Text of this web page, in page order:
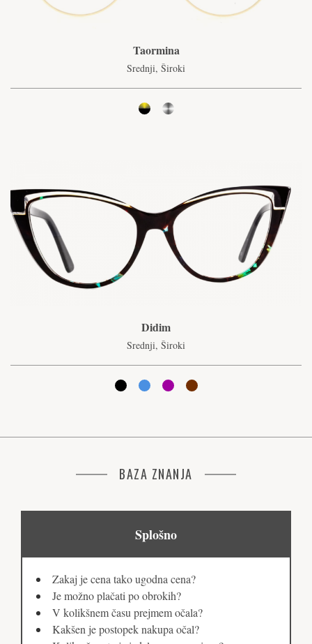
Taormina
Srednji, Široki
Didim
Srednji, Široki
BAZA ZNANJA
Splošno
Zakaj je cena tako ugodna cena?
Je možno plačati po obrokih?
V kolikšnem času prejmem očala?
Kakšen je postopek nakupa očal?